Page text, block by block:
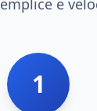
e
1